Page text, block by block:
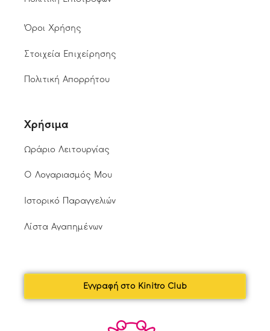
Όροι Χρήσης
Στοιχεία Επιχείρησης
Πολιτική Απορρήτου
Χρήσιμα
Ωράριο Λειτουργίας
Ο Λογαριασμός Μου
Ιστορικό Παραγγελιών
Λίστα Αγαπημένων
Εγγραφή στο Kinitro Club